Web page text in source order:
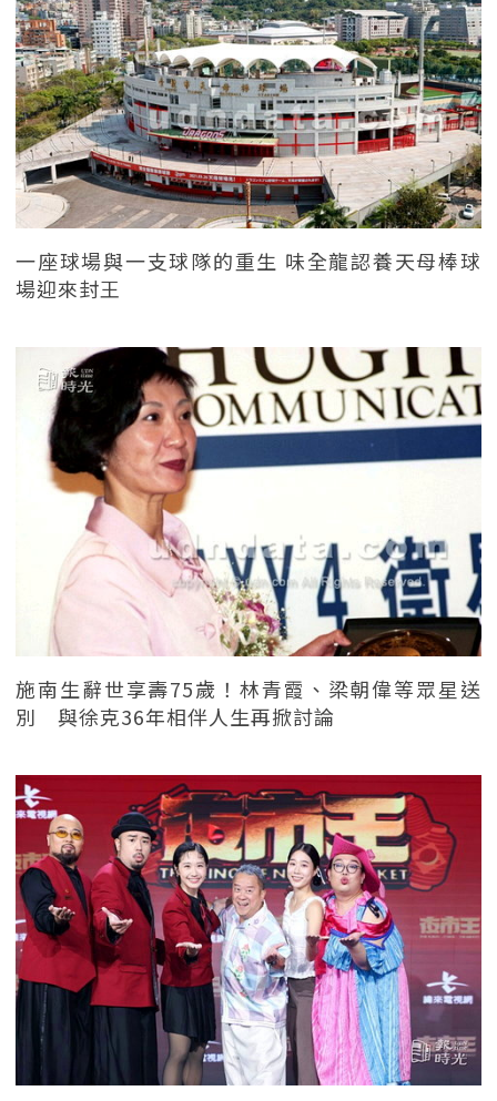
一座球場與一支球隊的重生 味全龍認養天母棒球
場迎來封王
施南生辭世享壽75歲！林青霞、梁朝偉等眾星送
別 與徐克36年相伴人生再掀討論